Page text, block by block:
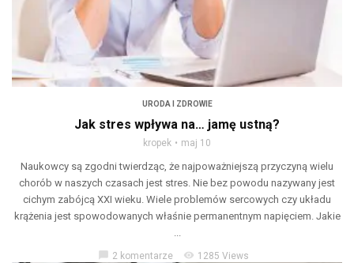
URODA I ZDROWIE
Jak stres wpływa na… jamę ustną?
kropek maj 10
Naukowcy są zgodni twierdząc, że najpoważniejszą przyczyną wielu
chorób w naszych czasach jest stres. Nie bez powodu nazywany jest
cichym zabójcą XXI wieku. Wiele problemów sercowych czy układu
krążenia jest spowodowanych właśnie permanentnym napięciem. Jakie
...
chat_bubble 2 komentarze visibility 1285 Views